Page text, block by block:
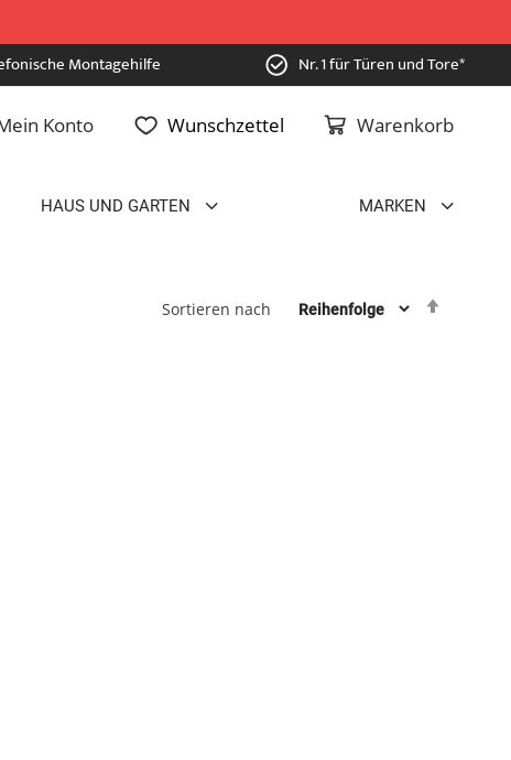
Montagehilfe Nr. 1 für Türen und Tore*
Warenkorb
Konto Wunschzettel
HAUS UND GARTEN MARKEN
Sortieren nach